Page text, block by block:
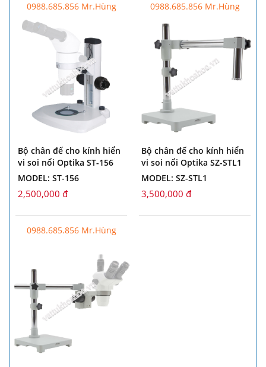
0988.685.856 Mr.Hùng
Bộ chân đế cho kính hiển
vi soi nổi Optika ST-156
MODEL: ST-156
2,500,000 đ
0988.685.856 Mr.Hùng
Bộ chân đế cho kính hiển
vi soi nổi Optika SZ-STL1
MODEL: SZ-STL1
3,500,000 đ
0988.685.856 Mr.Hùng